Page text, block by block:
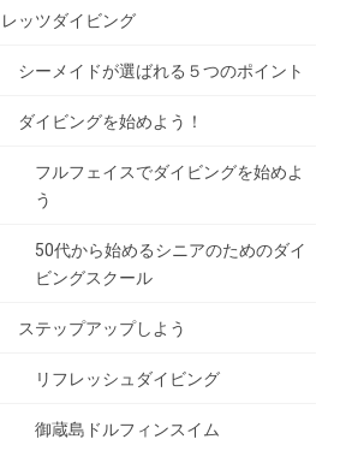
レッツダイビング
シーメイドが選ばれる５つのポイント
ダイビングを始めよう！
フルフェイスでダイビングを始めよ
う
50代から始めるシニアのためのダイ
ビングスクール
ステップアップしよう
リフレッシュダイビング
御蔵島ドルフィンスイム